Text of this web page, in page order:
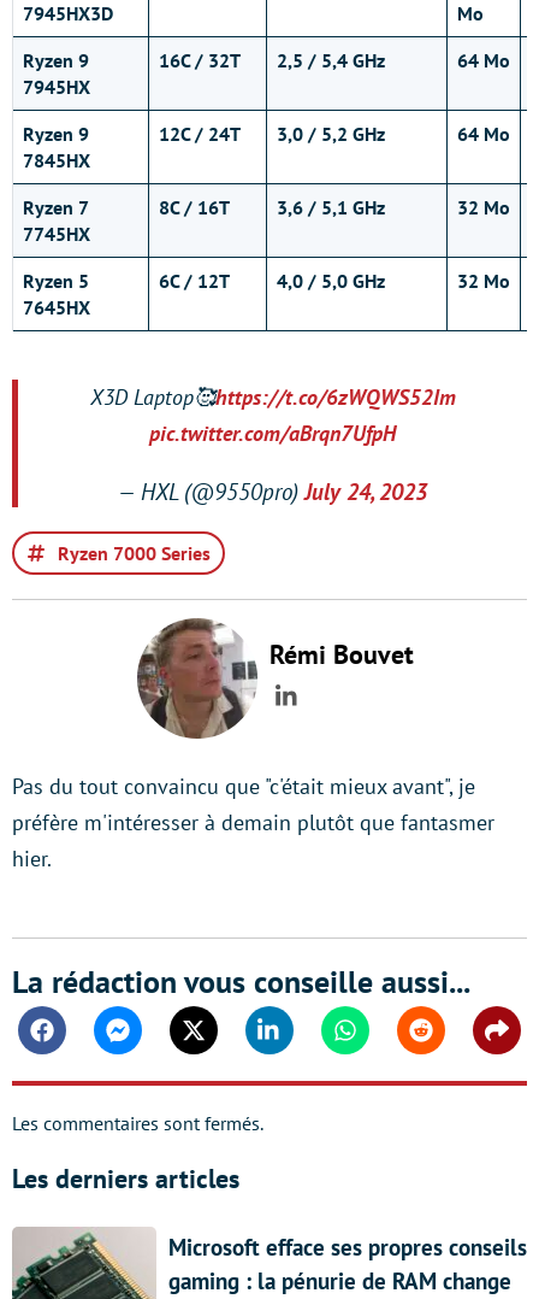
7945HX3D Mo
Ryzen 9
7945HX
16C / 32T 2,5 / 5,4 GHz 64 Mo
Ryzen 9
7845HX
12C / 24T 3,0 / 5,2 GHz 64 Mo
Ryzen 7
7745HX
8C / 16T 3,6 / 5,1 GHz 32 Mo
Ryzen 5
7645HX
6C / 12T 4,0 / 5,0 GHz 32 Mo
X3D Laptop🥰https://t.co/6zWQWS52Im
pic.twitter.com/aBrqn7UfpH
— HXL (@9550pro)July 24, 2023
Ryzen 7000 Series
Rémi Bouvet
LinkedIn
Pas du tout convaincu que "c'était mieux avant", je
préfère m'intéresser à demain plutôt que fantasmer
hier.
La rédaction vous conseille aussi...
FacebookMessengerTwitter Linkedin WhatsappReddit
Les commentaires sont fermés.
Les derniers articles
Microsoft efface ses propres conseils
gaming : la pénurie de RAM change